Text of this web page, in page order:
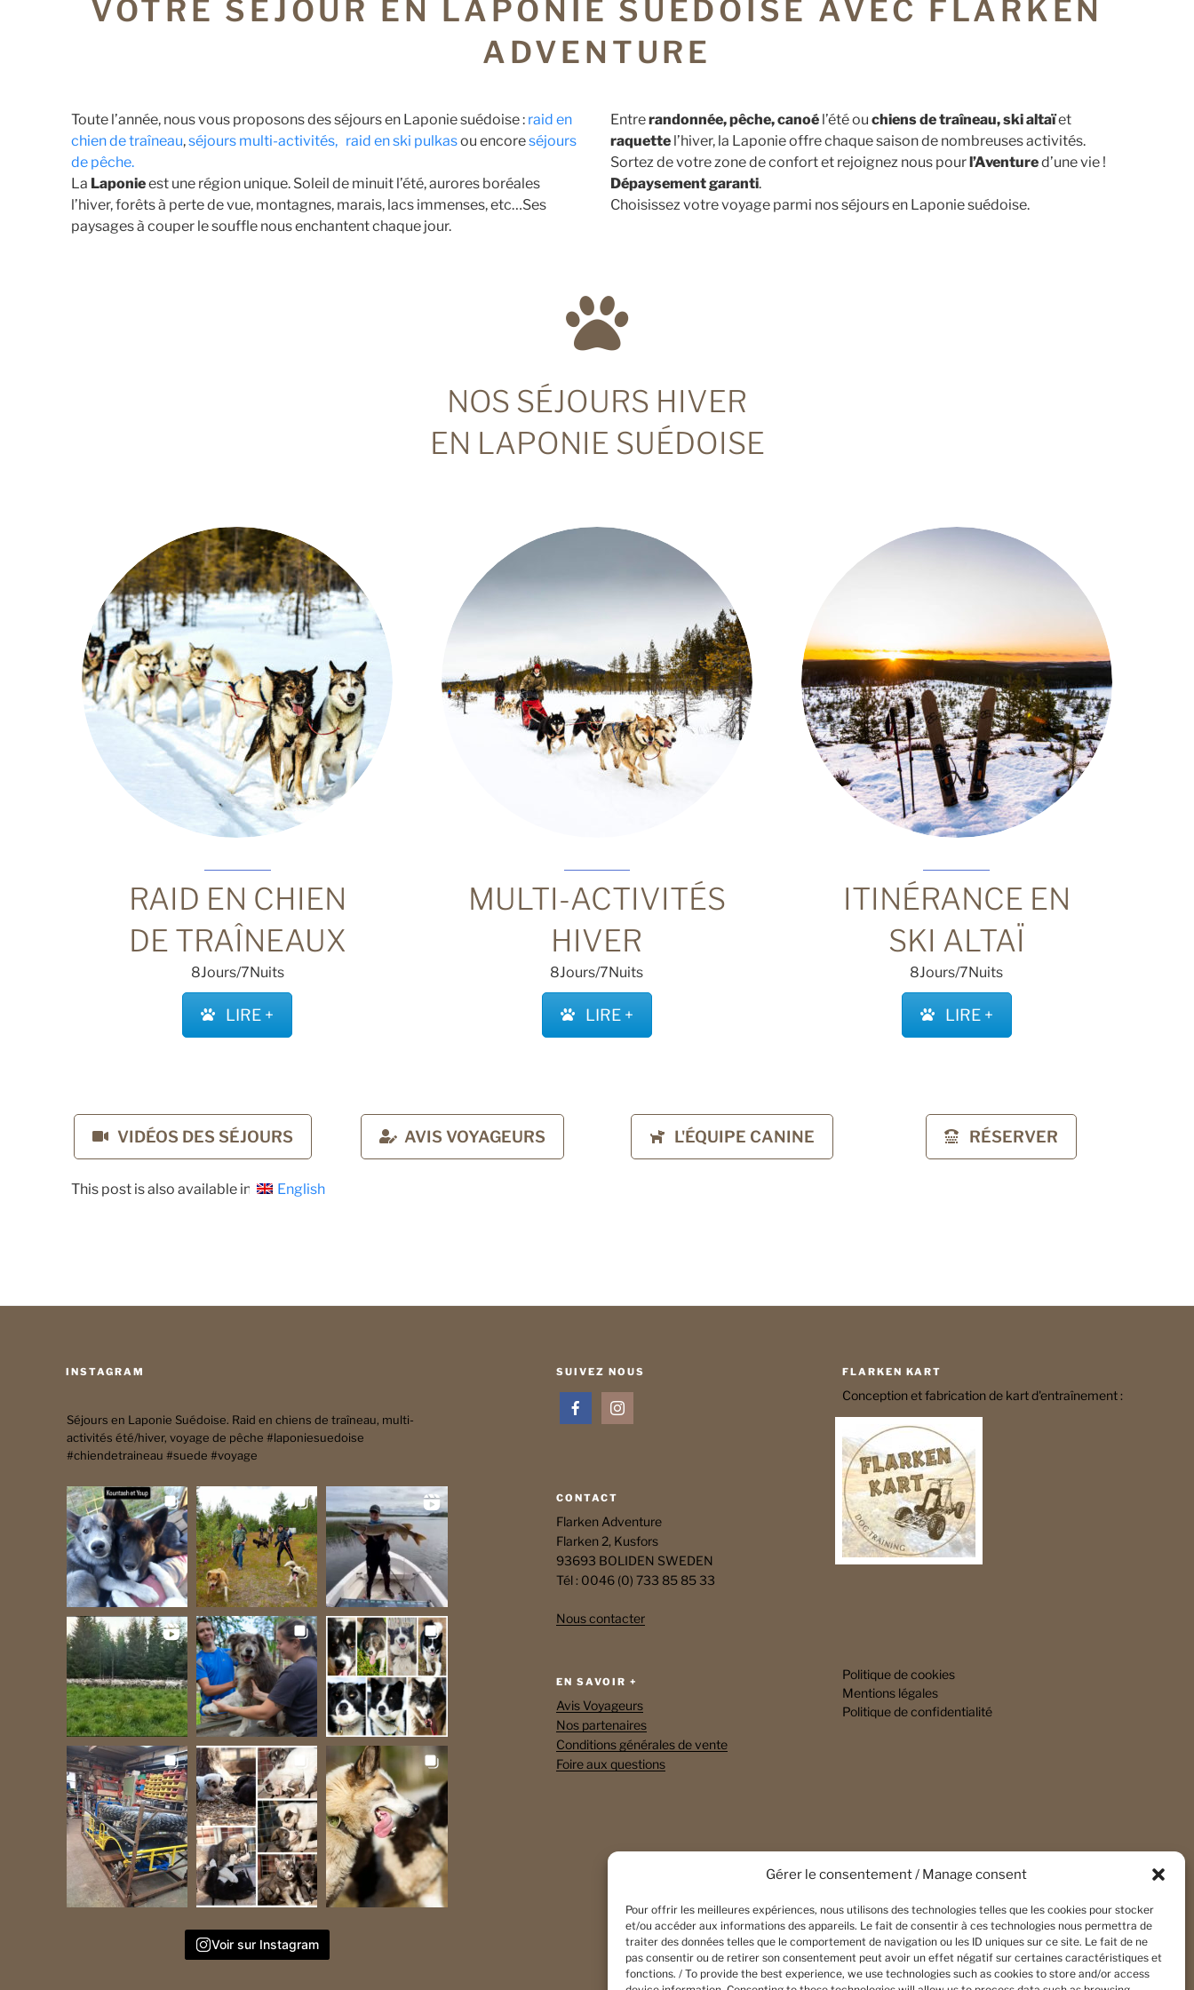
Gérer le consentement / Manage consent
Pour offrir les meilleures expériences, nous utilisons des technologies telles que les cookies pour stocker
et/ou accéder aux informations des appareils. Le fait de consentir à ces technologies nous permettra de
traiter des données telles que le comportement de navigation ou les ID uniques sur ce site. Le fait de ne
pas consentir ou de retirer son consentement peut avoir un effet négatif sur certaines caractéristiques et
fonctions. / To provide the best experience, we use technologies such as cookies to store and/or access
VOTRE SÉJOUR EN LAPONIE SUÉDOISE AVEC FLARKEN
ADVENTURE
Toute l’année, nous vous proposons des séjours en Laponie suédoise : raid en
chien de traîneau,séjours multi-activités, raid en ski pulkasou encoreséjours
de pêche.
La Laponieest une région unique. Soleil de minuit l’été, aurores boréales
l’hiver, forêts à perte de vue, montagnes, marais, lacs immenses, etc…Ses
paysages à couper le souffle nous enchantent chaque jour.
Entrerandonnée, pêche, canoé l’été ou chiens de traîneau, ski altaïet
raquette l’hiver, la Laponie offre chaque saison de nombreuses activités.
Sortez de votre zone de confort et rejoignez nous pourl’Aventured’une vie !
Dépaysement garanti.
Choisissez votre voyage parmi nos séjours en Laponie suédoise.
NOS SÉJOURS HIVER
EN LAPONIE SUÉDOISE
RAID EN CHIEN
DE TRAÎNEAUX
8Jours/7Nuits
LIRE +
MULTI-ACTIVITÉS
HIVER
8Jours/7Nuits
LIRE +
ITINÉRANCE EN
SKI ALTAÏ
8Jours/7Nuits
LIRE +
VIDÉOS DES SÉJOURS AVIS VOYAGEURS L'ÉQUIPE CANINE RÉSERVER
This post is also available in: English
INSTAGRAM
Séjours en Laponie Suédoise. Raid en chiens de traîneau, multi-
activités été/hiver, voyage de pêche #laponiesuedoise
#chiendetraineau #suede #voyage
Voir sur Instagram
SUIVEZ NOUS
CONTACT
Flarken Adventure
Flarken 2, Kusfors
93693 BOLIDEN SWEDEN
Tél : 0046 (0) 733 85 85 33
Nous contacter
EN SAVOIR +
Avis Voyageurs
Nos partenaires
Conditions générales de vente
Foire aux questions
FLARKEN KART
Conception et fabrication de kart d'entraînement :
Politique de cookies
Mentions légales
Politique de confidentialité